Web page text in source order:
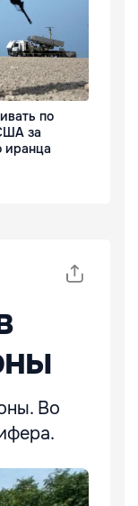
по
за
иранца
Во